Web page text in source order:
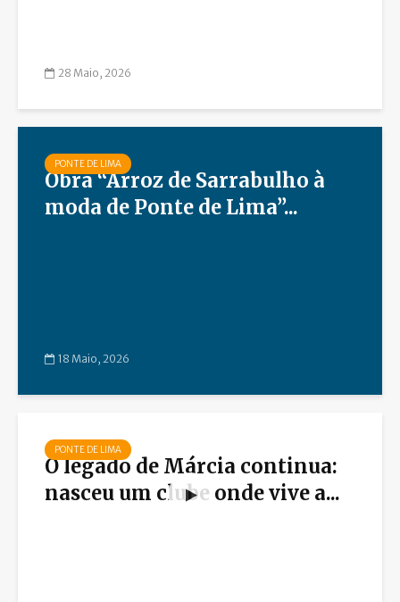
28 Maio, 2026
PONTE DE LIMA
Obra “Arroz de Sarrabulho à
moda de Ponte de Lima”...
18 Maio, 2026
PONTE DE LIMA
O legado de Márcia continua:
nasceu um clube onde vive a...